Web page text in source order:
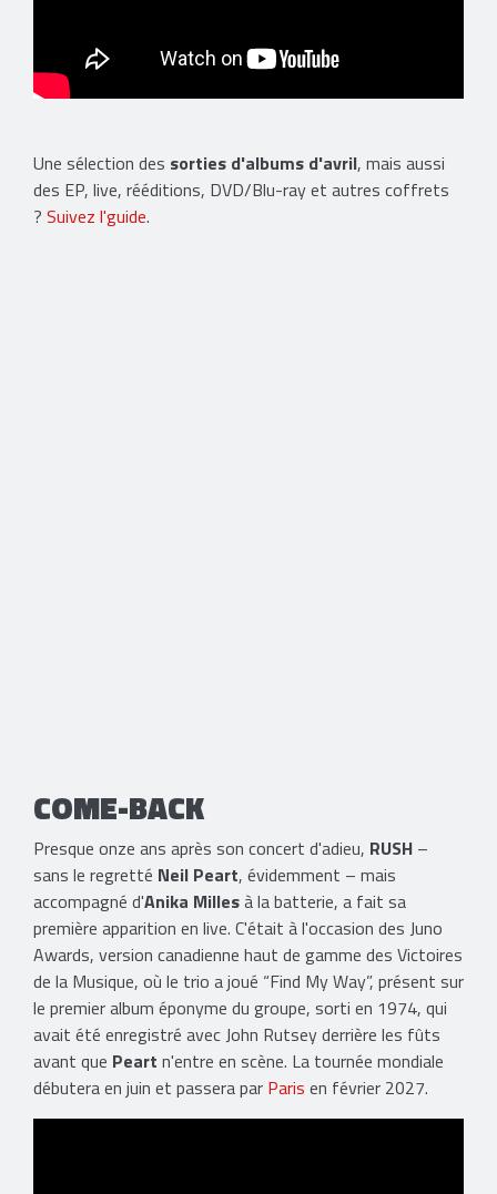
​Une sélection des sorties d'albums d'avril, mais aussi
des EP, live, rééditions, DVD/Blu-ray et autres coffrets
? Suivez l'guide.
COME-BACK
Presque onze ans après son concert d'adieu, RUSH –
sans le regretté Neil Peart, évidemment – mais
accompagné d'Anika Millesà la batterie, a fait sa
première apparition en live. C'était à l'occasion des Juno
Awards, version canadienne haut de gamme des Victoires
de la Musique, où le trio a joué “Find My Way”, présent sur
le premier album éponyme du groupe, sorti en 1974, qui
avait été enregistré avec John Rutsey derrière les fûts
avant que Peart n'entre en scène. La tournée mondiale
débutera en juin et passera par Paris en février 2027.